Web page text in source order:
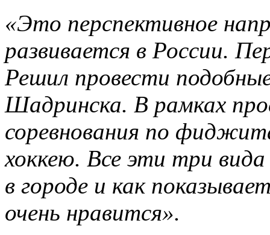
«Это перспективное
развивается в России.
Решил провести
Шадринска. В рамках
соревнования по
хоккею. Все эти три
в городе и как
очень нравится».